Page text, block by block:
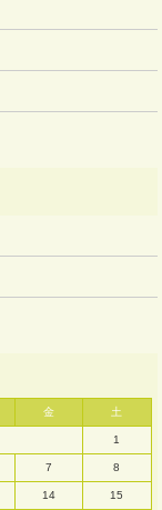
金 土
1
7 8
14 15